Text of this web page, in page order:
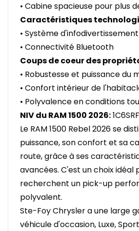
• Cabine spacieuse pour plus
Caractéristiques
• Système
• Connectivité Bluetooth
Coups de coeur des
• Robustesse et puissance du
• Confort intérieur de
• Polyvalence en conditions
NIV du RAM 1500 2026:
Le RAM 1500 Rebel 2026 se
puissance, son confort et sa
route, grâce à ses
avancées. C'est un choix idéal
recherchent un pick-up
polyvalent.
Ste-Foy Chrysler a une large
véhicule d'occasion, Luxe,